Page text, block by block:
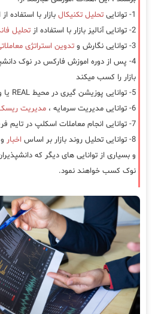
1- توانایی
تحلیل تکنیکال بازار با استفاده
2- توانایی آنالیز بازار با استفاده از
تحلیل
3- توانایی نگارش و
تدوین استراتژی
4- پس از دوره اموزش فارکس در نوک
بازار را کسب میکند
5- توانایی پوزیشن گیری در محیط REAL یا واقعی
6- توانایی مدیریت سرمایه ،
مدیریت ریسک
7- توانایی انجام معاملات اسکلپ در تایم فریم های 5-15-30 دقیقه
8- توانایی تحلیل روند بازار بر اساس
اخبار
و بسیاری از توانایی های دیگر که
نوک کسب خواهند نمود.